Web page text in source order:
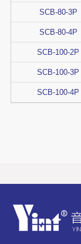
SCB-80-3P
SCB-80-4P
SCB-100-2P
SCB-100-3P
SCB-100-4P